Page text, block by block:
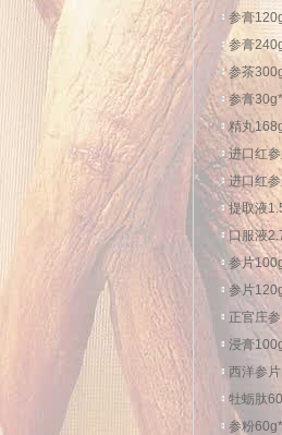
参膏
参膏
参茶
参膏
精丸
进口红
进口红
提取液
口服液
参片
参片
正官庄
浸膏
西洋参
牡蛎肽
参粉